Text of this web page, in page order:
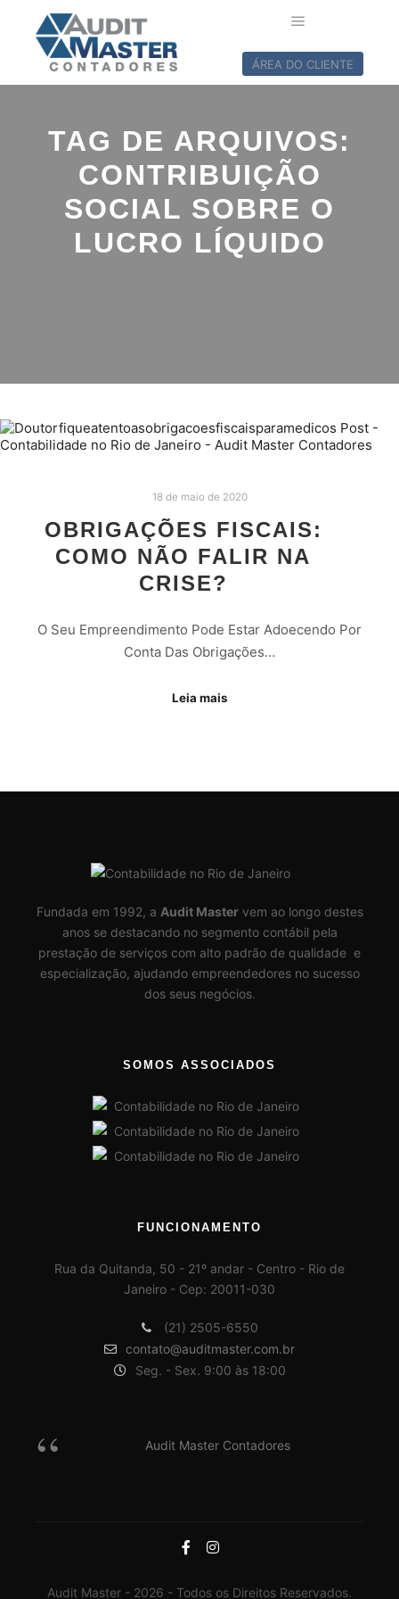
ÁREA DO CLIENTE
TAG DE ARQUIVOS:
CONTRIBUIÇÃO
SOCIAL SOBRE O
LUCRO LÍQUIDO
18 de maio de 2020
OBRIGAÇÕES FISCAIS:
COMO NÃO FALIR NA
CRISE?
O Seu Empreendimento Pode Estar Adoecendo Por
Conta Das Obrigações…
Leia mais
Fundada em 1992, a Audit Mastervem ao longo destes
anos se destacando no segmento contábil pela
prestação de serviços com alto padrão de qualidade e
especialização, ajudando empreendedores no sucesso
dos seus negócios.
SOMOS ASSOCIADOS
FUNCIONAMENTO
Rua da Quitanda, 50 - 21º andar - Centro - Rio de
Janeiro - Cep: 20011-030
(21) 2505-6550
contato@auditmaster.com.br
Seg. - Sex. 9:00 às 18:00
Audit Master Contadores
Audit Master - 2026 - Todos os Direitos Reservados.